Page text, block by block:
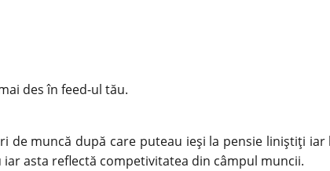
des în feed-ul tău.
de muncă după care puteau ieși la pensie liniștiți
asta reflectă competivitatea din câmpul muncii.